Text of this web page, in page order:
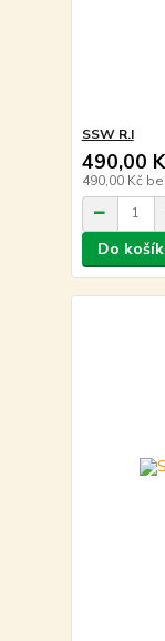
SSW R.I
490,00
490,00 Kč
Do